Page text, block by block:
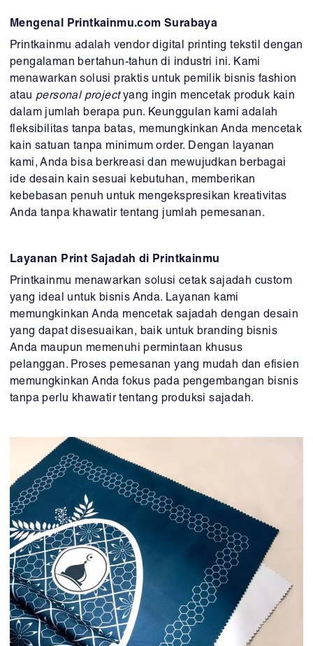
Mengenal Printkainmu.com Surabaya
Printkainmu adalah vendor digital printing tekstil dengan
pengalaman bertahun-tahun di industri ini. Kami
menawarkan solusi praktis untuk pemilik bisnis fashion
atau personal projectyang ingin mencetak produk kain
dalam jumlah berapa pun. Keunggulan kami adalah
fleksibilitas tanpa batas, memungkinkan Anda mencetak
kain satuan tanpa minimum order. Dengan layanan
kami, Anda bisa berkreasi dan mewujudkan berbagai
ide desain kain sesuai kebutuhan, memberikan
kebebasan penuh untuk mengekspresikan kreativitas
Anda tanpa khawatir tentang jumlah pemesanan.
Layanan Print Sajadah di Printkainmu
Printkainmu menawarkan solusi cetak sajadah custom
yang ideal untuk bisnis Anda. Layanan kami
memungkinkan Anda mencetak sajadah dengan desain
yang dapat disesuaikan, baik untuk branding bisnis
Anda maupun memenuhi permintaan khusus
pelanggan. Proses pemesanan yang mudah dan efisien
memungkinkan Anda fokus pada pengembangan bisnis
tanpa perlu khawatir tentang produksi sajadah.